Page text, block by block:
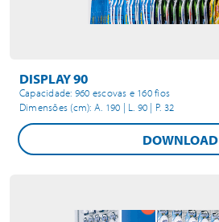
DISPLAY 90
Capacidade: 960 escovas e 160 fios
Dimensões (cm): A. 190 | L. 90 | P. 32
DOWNLOAD